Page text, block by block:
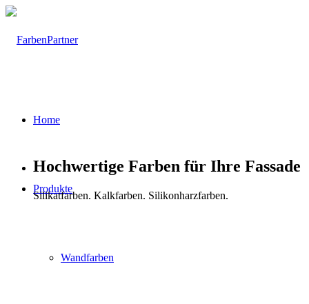
Home
Produkte
Wandfarben
Hochwertige Farben für Ihre Fassade
Silikatfarben. Kalkfarben. Silikonharzfarben.